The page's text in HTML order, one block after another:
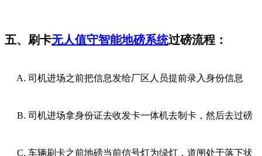
五、刷卡无人值守智能地磅系统过磅流程：
司机进场之前把信息发给厂区人员提前录入身份信息
司机进场拿身份证去收发卡一体机去制卡，然后去过磅
车辆刷卡之前地磅当前信号灯为绿灯，道闸处于落下状